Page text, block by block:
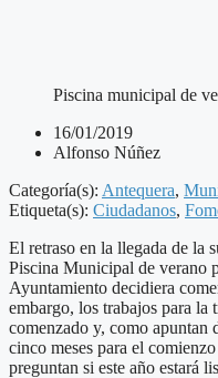
Piscina municipal de
16/01/2019
Alfonso Núñez
Categoría(s): Antequera,
Etiqueta(s): Ciudadanos,
El retraso en la llegada de la
Piscina Municipal de verano
Ayuntamiento decidiera
embargo, los trabajos para la
comenzado y, como apuntan
cinco meses para el
preguntan si este año estará